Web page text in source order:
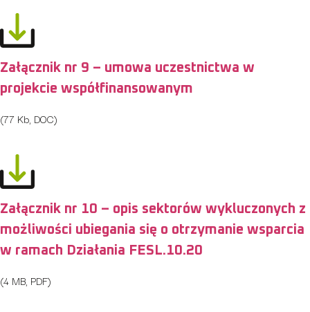
Załącznik nr 9 – umowa uczestnictwa w
projekcie współfinansowanym
(77 Kb, DOC)
Załącznik nr 10 – opis sektorów wykluczonych z
możliwości ubiegania się o otrzymanie wsparcia
w ramach Działania FESL.10.20
(4 MB, PDF)